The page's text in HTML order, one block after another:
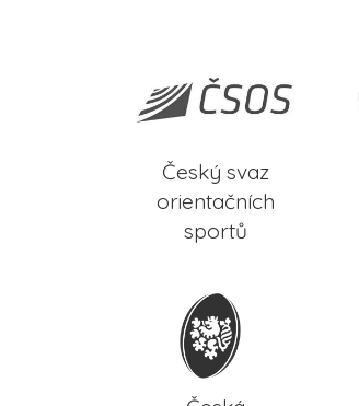
Český svaz
orientačních
sportů